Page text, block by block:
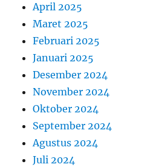
April 2025
Maret 2025
Februari 2025
Januari 2025
Desember 2024
November 2024
Oktober 2024
September 2024
Agustus 2024
Juli 2024